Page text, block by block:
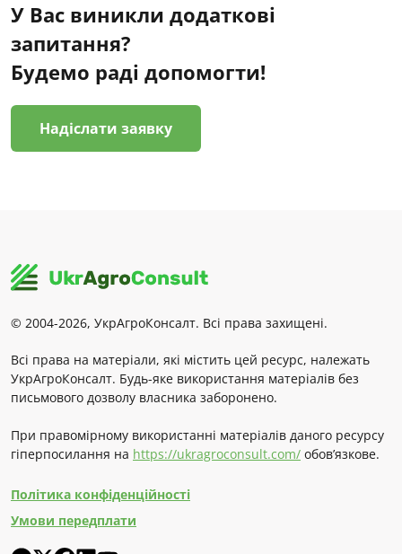
У Вас виникли додаткові
запитання?
Будемо раді допомогти!
Надіслати заявку
© 2004-2026, УкрАгроКонсалт. Всі права захищені.
Всі права на матеріали, які містить цей ресурс, належать
УкрАгроКонсалт. Будь-яке використання матеріалів без
письмового дозволу власника заборонено.
При правомірному використанні матеріалів даного ресурсу
гіперпосилання на https://ukragroconsult.com/ обов’язкове.
Політика конфіденційності
Умови передплати